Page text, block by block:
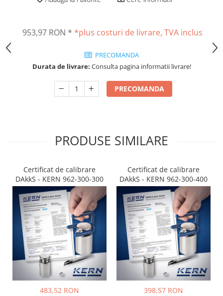
Standuri testare forta
Standuri testare manuala
Standuri testare motorizata
Cap pivotant
Carlige
Cutie de jonctiune
Piese pentru compresiune
Placa de montaj
Placi etalon
Senzori
Set pentru compresiune
Set suruburi otel
Suporti
Varf de impact
Instrumente optice
Adaptoare
Adaptor camera microscop
953,97 RON * *plus costuri de livrare, TVA inclus
PRECOMANDA
Durata de livrare: Consulta pagina informatii livrare!
PRECOMANDA
PRODUSE SIMILARE
Certificat de calibrare
DAkkS - KERN 962-300-300
483,52 RON
Certificat de calibrare
DAkkS - KERN 962-300-400
398,57 RON